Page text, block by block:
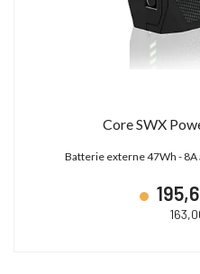
Core SWX
Batterie externe 47Wh - 8A